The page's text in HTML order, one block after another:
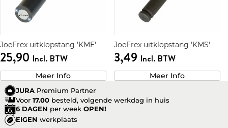
JoeFrex uitklopstang 'KME'
25,90 Incl. BTW
Meer Info
JoeFrex uitklopstang 'KMS'
3,49 Incl. BTW
Meer Info
JURA Premium Partner
Voor 17.00 besteld, volgende werkdag in huis
6 DAGEN per week OPEN!
EIGEN werkplaats